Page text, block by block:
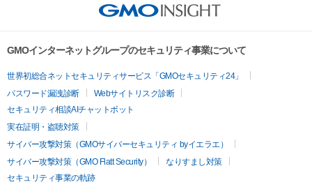
GMOインターネットグループのセキュリティ事業について
世界初総合ネットセキュリティサービス「GMOセキュリティ24」
パスワード漏洩診断
Webサイトリスク診断
セキュリティ相談AIチャットボット
実在証明・盗聴対策
サイバー攻撃対策（GMOサイバーセキュリティ byイエラエ）
サイバー攻撃対策（GMO Flatt Security）
なりすまし対策
セキュリティ事業の軌跡